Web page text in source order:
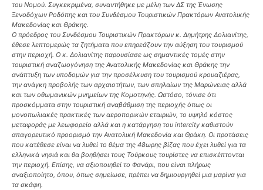
του Νομού. Συγκεκριμένα, συναντήθηκε με μέλη των ΔΣ της Ένωσης
Ξενοδόχων Ροδόπης και του Συνδέσμου Τουριστικών Πρακτόρων Ανατολικής
Μακεδονίας και Θράκης.
Ο πρόεδρος του Συνδέσμου Τουριστικών Πρακτόρων κ. Δημήτρης Δολιανίτης,
έθεσε λεπτομερώς τα ζητήματα που επηρεάζουν την αύξηση του τουρισμού
στην περιοχή. Ο κ. Δολιανίτης παρουσίασε ως σημαντικές τομές στην
τουριστική αναζωογόνηση της Ανατολικής Μακεδονίας και Θράκης την
ανάπτυξη των υποδομών για την προσέλκυση του τουρισμού κρουαζιέρας,
την ανάγκη προβολής των αρχαιοτήτων, των σπηλαίων της Μαρώνειας αλλά
και των οθωμανικών μνημείων της Κομοτηνής. Ωστόσο, τόνισε ότι
προσκόμματα στην τουριστική αναβάθμιση της περιοχής όπως οι
μονοπωλιακές πρακτικές των αεροπορικών εταιριών, το υψηλό κόστος
μεταφοράς με λεωφορείο αλλά και η κατάργηση του intercity καθιστούν
απαγορευτικό προορισμό την Ανατολική Μακεδονία και Θράκη. Οι προτάσεις
που κατέθεσε είναι να λυθεί το θέμα της 48ωρης βίζας που έχει λυθεί για τα
ελληνικά νησιά και θα βοηθήσει τους Τούρκους τουρίστες να επισκέπτονται
την περιοχή. Επίσης, να αξιοποιηθεί το Φανάρι, που είναι πλήρως
αναξιοποίητο, όπου, όπως σημείωσε, πρέπει να δημιουργηθεί μια μαρίνα για
τα σκάφη.